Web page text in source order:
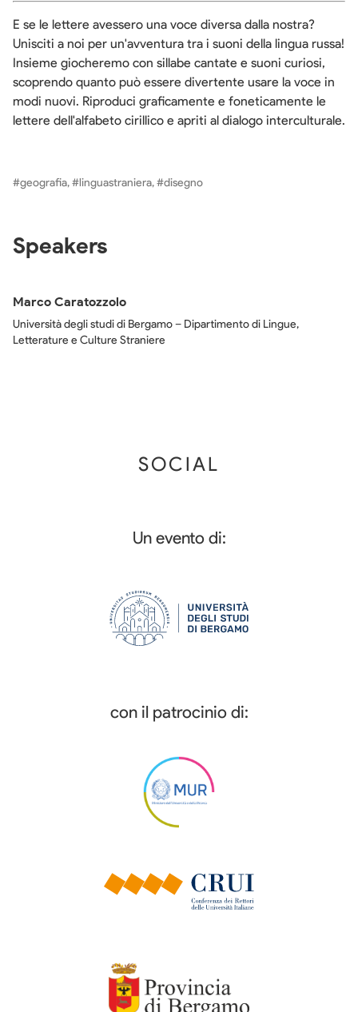
E se le lettere avessero una voce diversa dalla nostra?
Unisciti a noi per un'avventura tra i suoni della lingua russa!
Insieme giocheremo con sillabe cantate e suoni curiosi,
scoprendo quanto può essere divertente usare la voce in
modi nuovi. Riproduci graficamente e foneticamente le
lettere dell'alfabeto cirillico e apriti al dialogo interculturale.
#geografia, #linguastraniera, #disegno
Speakers
Marco Caratozzolo
Università degli studi di Bergamo – Dipartimento di Lingue,
Letterature e Culture Straniere
SOCIAL
Un evento di:
con il patrocinio di: